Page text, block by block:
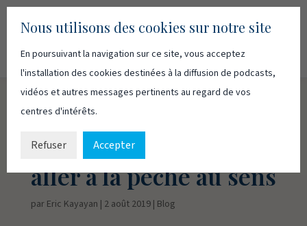
Péché ou pêcher? Un
peu d’étymologie pour
aller à la pêche au sens
par Eric Kayayan | 2 août 2019| Blog
Nous utilisons des cookies sur notre site
En poursuivant la navigation sur ce site, vous acceptez
l'installation des cookies destinées à la diffusion de podcasts,
vidéos et autres messages pertinents au regard de vos
centres d'intérêts.
Refuser Accepter